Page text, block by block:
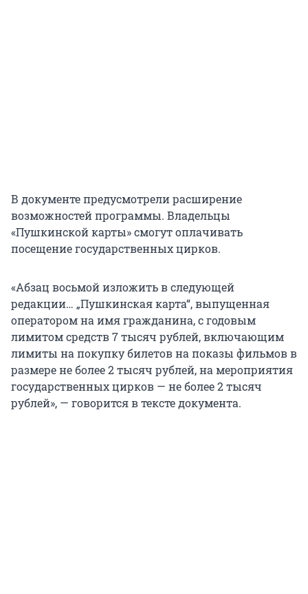
В документе предусмотрели расширение
возможностей программы. Владельцы
«Пушкинской карты» смогут оплачивать
посещение государственных цирков.
«Абзац восьмой изложить в следующей
редакции… „Пушкинская карта“, выпущенная
оператором на имя гражданина, с годовым
лимитом средств 7 тысяч рублей, включающим
лимиты на покупку билетов на показы фильмов в
размере не более 2 тысяч рублей, на мероприятия
государственных цирков — не более 2 тысяч
рублей», — говорится в тексте документа.